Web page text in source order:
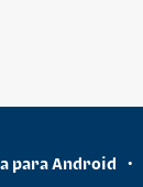
para Android •